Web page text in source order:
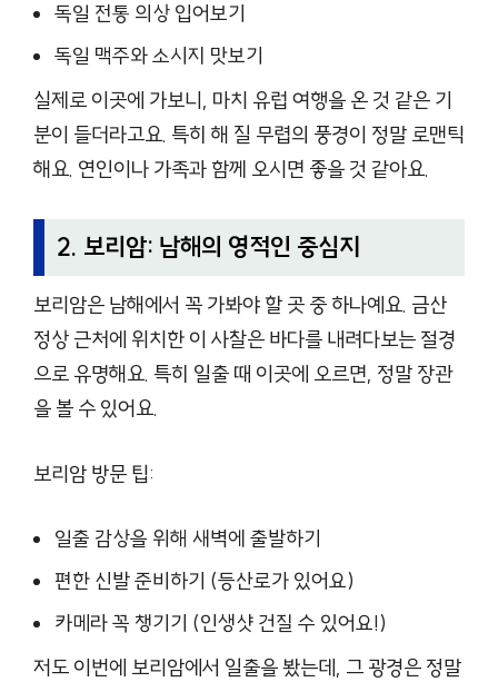
독일 전통 의상 입어보기
독일 맥주와 소시지 맛보기
실제로 이곳에 가보니, 마치 유럽 여행을 온 것 같은 기
분이 들더라고요. 특히 해 질 무렵의 풍경이 정말 로맨틱
해요. 연인이나 가족과 함께 오시면 좋을 것 같아요.
2. 보리암: 남해의 영적인 중심지
보리암은 남해에서 꼭 가봐야 할 곳 중 하나예요. 금산
정상 근처에 위치한 이 사찰은 바다를 내려다보는 절경
으로 유명해요. 특히 일출 때 이곳에 오르면, 정말 장관
을 볼 수 있어요.
보리암 방문 팁:
일출 감상을 위해 새벽에 출발하기
편한 신발 준비하기 (등산로가 있어요)
카메라 꼭 챙기기 (인생샷 건질 수 있어요!)
저도 이번에 보리암에서 일출을 봤는데, 그 광경은 정말